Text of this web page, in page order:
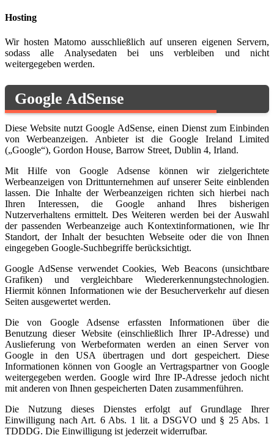
Hosting
Wir hosten Matomo ausschließlich auf unseren eigenen Servern,
sodass alle Analysedaten bei uns verbleiben und nicht
weitergegeben werden.
Google AdSense
Diese Website nutzt Google AdSense, einen Dienst zum Einbinden
von Werbeanzeigen. Anbieter ist die Google Ireland Limited
(„Google“), Gordon House, Barrow Street, Dublin 4, Irland.
Mit Hilfe von Google Adsense können wir zielgerichtete
Werbeanzeigen von Drittunternehmen auf unserer Seite einblenden
lassen. Die Inhalte der Werbeanzeigen richten sich hierbei nach
Ihren Interessen, die Google anhand Ihres bisherigen
Nutzerverhaltens ermittelt. Des Weiteren werden bei der Auswahl
der passenden Werbeanzeige auch Kontextinformationen, wie Ihr
Standort, der Inhalt der besuchten Webseite oder die von Ihnen
eingegeben Google-Suchbegriffe berücksichtigt.
Google AdSense verwendet Cookies, Web Beacons (unsichtbare
Grafiken) und vergleichbare Wiedererkennungstechnologien.
Hiermit können Informationen wie der Besucherverkehr auf diesen
Seiten ausgewertet werden.
Die von Google Adsense erfassten Informationen über die
Benutzung dieser Website (einschließlich Ihrer IP-Adresse) und
Auslieferung von Werbeformaten werden an einen Server von
Google in den USA übertragen und dort gespeichert. Diese
Informationen können von Google an Vertragspartner von Google
weitergegeben werden. Google wird Ihre IP-Adresse jedoch nicht
mit anderen von Ihnen gespeicherten Daten zusammenführen.
Die Nutzung dieses Dienstes erfolgt auf Grundlage Ihrer
Einwilligung nach Art. 6 Abs. 1 lit. a DSGVO und § 25 Abs. 1
TDDDG. Die Einwilligung ist jederzeit widerrufbar.